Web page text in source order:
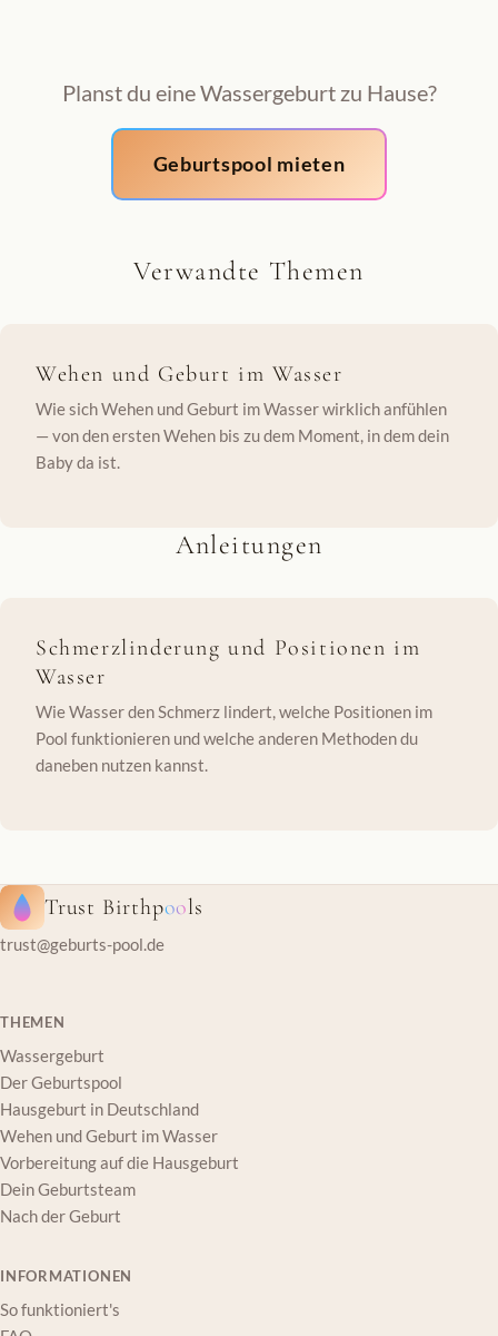
Planst du eine Wassergeburt zu Hause?
Geburtspool mieten
Verwandte Themen
Wehen und Geburt im Wasser
Wie sich Wehen und Geburt im Wasser wirklich anfühlen
— von den ersten Wehen bis zu dem Moment, in dem dein
Baby da ist.
Anleitungen
Schmerzlinderung und Positionen im
Wasser
Wie Wasser den Schmerz lindert, welche Positionen im
Pool funktionieren und welche anderen Methoden du
daneben nutzen kannst.
Trust Birthpools
trust@geburts-pool.de
THEMEN
Wassergeburt
Der Geburtspool
Hausgeburt in Deutschland
Wehen und Geburt im Wasser
Vorbereitung auf die Hausgeburt
Dein Geburtsteam
Nach der Geburt
INFORMATIONEN
So funktioniert's